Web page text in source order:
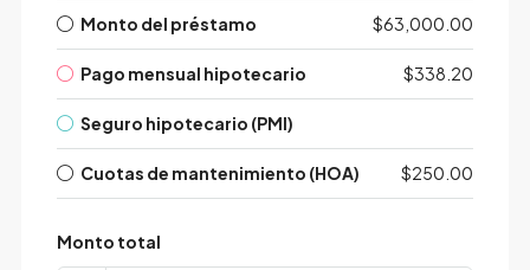
Monto del préstamo $63,000.00
Pago mensual hipotecario $338.20
Seguro hipotecario (PMI)
Cuotas de mantenimiento (HOA) $250.00
Monto total